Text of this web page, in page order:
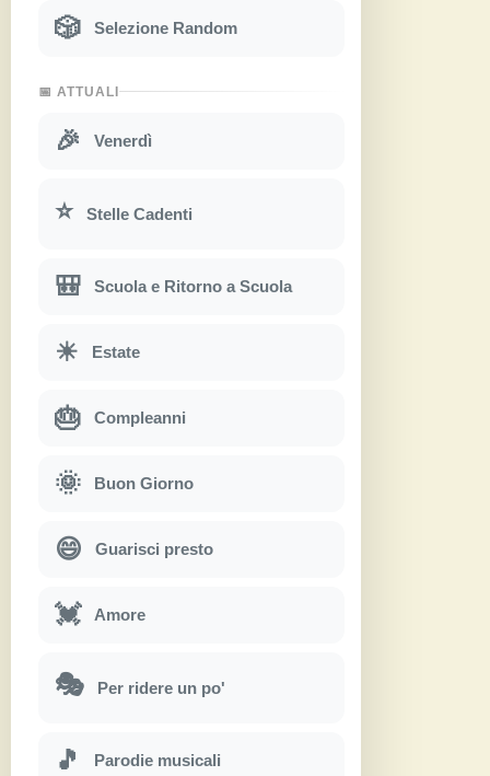
🎲 Selezione Random
📅 ATTUALI
🎉 Venerdì
⭐ Stelle Cadenti
🎒 Scuola e Ritorno a Scuola
☀ Estate
🎂 Compleanni
🌞 Buon Giorno
😄 Guarisci presto
💓 Amore
🎭 Per ridere un po'
🎵 Parodie musicali